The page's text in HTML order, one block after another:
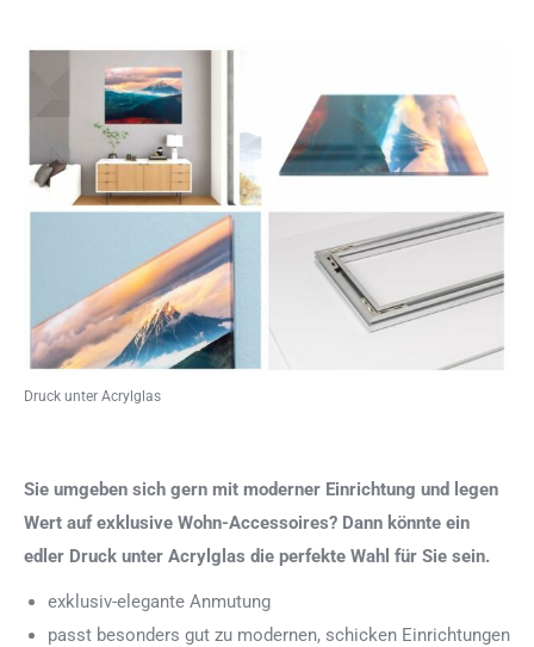
Druck unter Acrylglas
Sie umgeben sich gern mit moderner Einrichtung und legen
Wert auf exklusive Wohn-Accessoires? Dann könnte ein
edler Druck unter Acrylglas die perfekte Wahl für Sie sein.
exklusiv-elegante Anmutung
passt besonders gut zu modernen, schicken Einrichtungen